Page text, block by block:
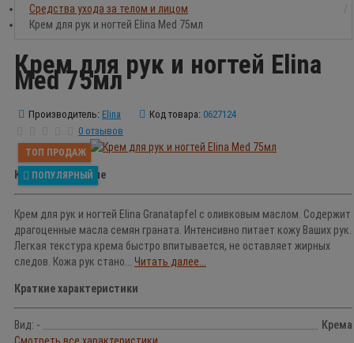
Средства ухода за телом и лицом
Крем для рук и ногтей Elina Med 75мл
Крем для рук и ногтей Elina
Med 75мл
Производитель: Elina Код товара: 0627124
0 отзывов
ТОП ПРОДАЖ
ПОПУЛЯРНЫЙ
Краткое описание
Крем для рук и ногтей Elina Granatapfel с оливковым маслом. Содержит
драгоценные масла семян граната. Интенсивно питает кожу Ваших рук.
Легкая текстура крема быстро впитывается, не оставляет жирных
следов. Кожа рук стано... Читать далее...
Краткие характеристики
Вид: -
Крема